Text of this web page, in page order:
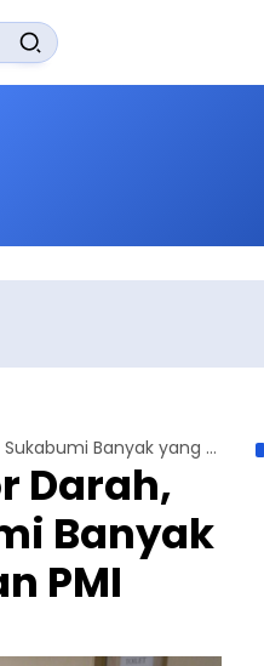
Puluhan Tahun Rutin Donor Darah, Muslim Ahmadiyah Sukabumi Banyak yang Dapat Penghargaan PMI
Darah,
Banyak
PMI